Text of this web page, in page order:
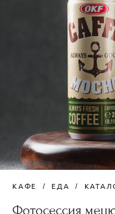
КАФЕ ЕДА
Фотосессия